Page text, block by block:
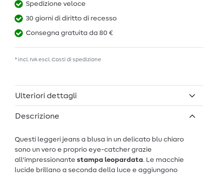
Spedizione veloce
30 giorni di diritto di recesso
Consegna gratuita da 80 €
* incl. IVA escl.Costi di spedizione
Ulteriori dettagli
Descrizione
Questi leggeri jeans a blusa in un delicato blu chiaro
sono un vero e proprio eye-catcher grazie
all'impressionante stampa leopardata. Le macchie
lucide brillano a seconda della luce e aggiungono